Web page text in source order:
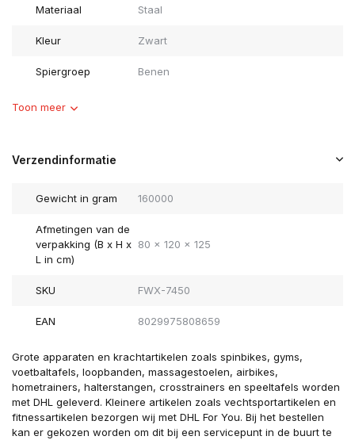
Materiaal Staal
Kleur Zwart
Spiergroep Benen
Toon meer
Verzendinformatie
Gewicht in gram 160000
Afmetingen van de
verpakking (B x H x
L in cm)
80 x 120 x 125
SKU FWX-7450
EAN 8029975808659
Grote apparaten en krachtartikelen zoals spinbikes, gyms,
voetbaltafels, loopbanden, massagestoelen, airbikes,
hometrainers, halterstangen, crosstrainers en speeltafels worden
met DHL geleverd. Kleinere artikelen zoals vechtsportartikelen en
fitnessartikelen bezorgen wij met DHL For You. Bij het bestellen
kan er gekozen worden om dit bij een servicepunt in de buurt te